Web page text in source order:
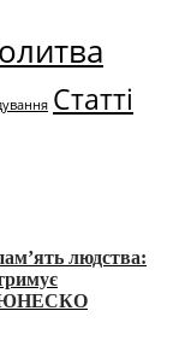
Статті
людства:
в ЮНЕСКО